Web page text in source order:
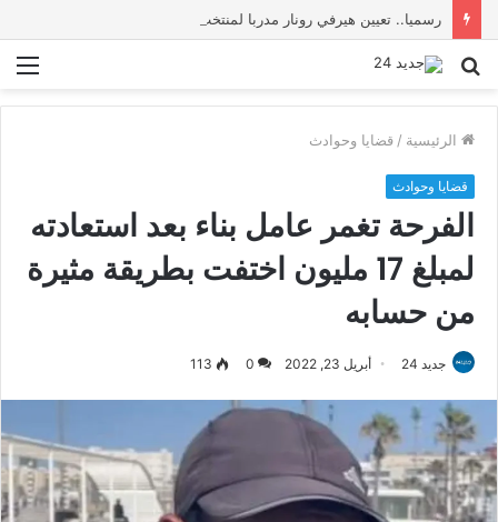
رسميا.. تعيين هيرفي رونار مدربا لمنتخب كوت ديفوار
بحث
الرئيسية / قضايا وحوادث
قضايا وحوادث
الفرحة تغمر عامل بناء بعد استعادته
لمبلغ 17 مليون اختفت بطريقة مثيرة
من حسابه
جديد 24 أبريل 23, 2022 0
113